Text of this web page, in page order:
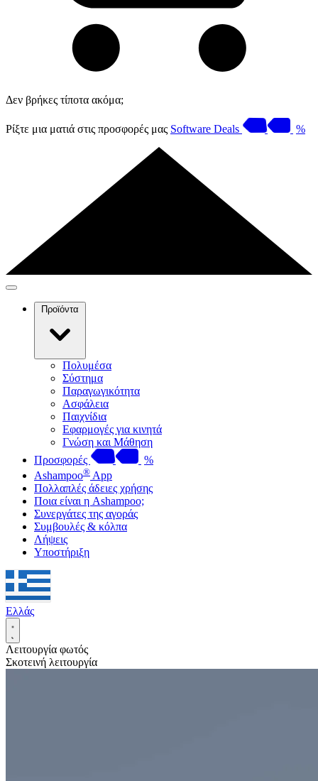
Δεν βρήκες τίποτα ακόμα;
Ρίξτε μια ματιά στις προσφορές μας Software Deals %
Προϊόντα
Πολυμέσα
Σύστημα
Παραγωγικότητα
Ασφάλεια
Παιχνίδια
Εφαρμογές για κινητά
Γνώση και Μάθηση
Προσφορές
%
Ashampoo® App
Πολλαπλές άδειες χρήσης
Ποια είναι η Ashampoo;
Συνεργάτες της αγοράς
Συμβουλές & κόλπα
Λήψεις
Υποστήριξη
Ελλάς
Λειτουργία φωτός
Σκοτεινή λειτουργία